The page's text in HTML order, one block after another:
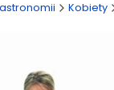
Kobiety